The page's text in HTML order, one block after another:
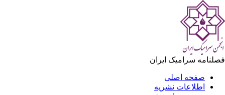
سرامیک ایران
صفحه اصلی
اطلاعات نشریه